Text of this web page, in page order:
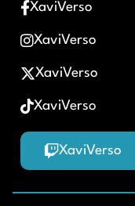
XaviVerso
XaviVerso
XaviVerso
XaviVerso
XaviVerso